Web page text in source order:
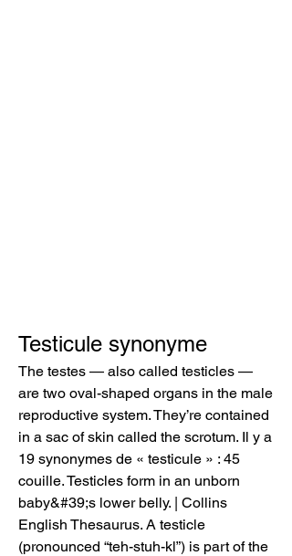
Testicule synonyme
The testes — also called testicles —
are two oval-shaped organs in the male
reproductive system. They’re contained
in a sac of skin called the scrotum. Il y a
19 synonymes de « testicule » : 45
couille. Testicles form in an unborn
baby&#39;s lower belly. | Collins
English Thesaurus. A testicle
(pronounced “teh-stuh-kl”) is part of the